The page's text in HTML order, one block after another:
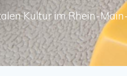
Kultur im Rhein-